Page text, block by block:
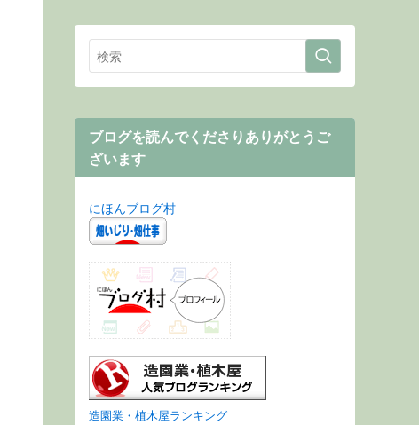
ブ
ブログを読んでくださりありがとうご
ざいます
にほんブログ村
造園業・植木屋ランキング